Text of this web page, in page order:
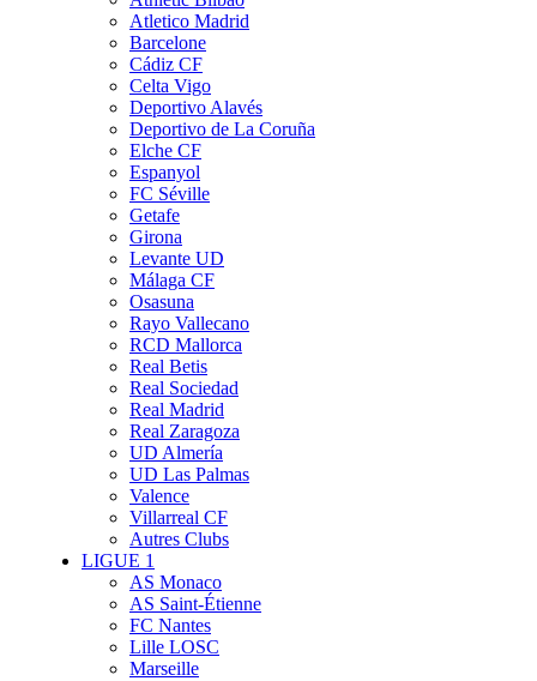
Atletico Madrid
Barcelone
Cádiz CF
Celta Vigo
Deportivo Alavés
Deportivo de La Coruña
Elche CF
Espanyol
FC Séville
Getafe
Girona
Levante UD
Málaga CF
Osasuna
Rayo Vallecano
RCD Mallorca
Real Betis
Real Sociedad
Real Madrid
Real Zaragoza
UD Almería
UD Las Palmas
Valence
Villarreal CF
Autres Clubs
LIGUE 1
AS Monaco
AS Saint-Étienne
FC Nantes
Lille LOSC
Marseille